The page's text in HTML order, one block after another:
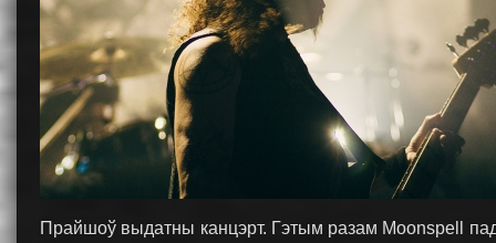
Прайшоў выдатны канцэрт. Гэтым разам Moonspell